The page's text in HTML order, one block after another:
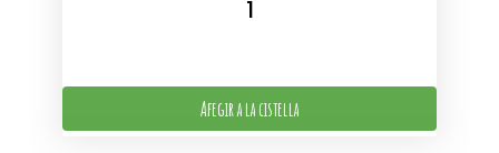
Afegir a la cistella